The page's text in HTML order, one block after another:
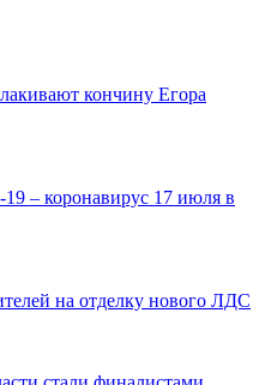
кончину Егора
– коронавирус 17 июля в
на отделку нового ЛДС